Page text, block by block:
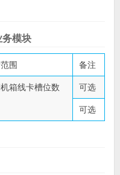
务模块
围 备注
箱线卡槽位数 可选
可选